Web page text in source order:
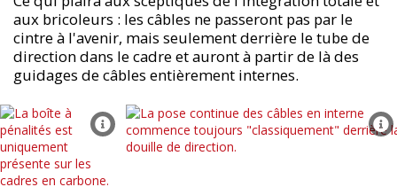
aux bricoleurs : les câbles ne passeront pas par le
cintre à l'avenir, mais seulement derrière le tube de
direction dans le cadre et auront à partir de là des
guidages de câbles entièrement internes.